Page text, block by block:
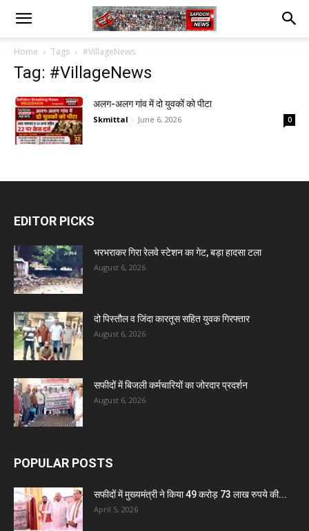
Home Tags #VillageNews
Tag: #VillageNews
अलग-अलग गांव में दो युवकों को पीटा
Skmittal - June 6, 2026 0
EDITOR PICKS
भरभराकर गिरा रेलवे स्टेशन का गेट, बड़ा हादसा टला
August 6, 2026
दो पिस्तौल व जिंदा कारतूस सहित युवक गिरफ्तार
August 6, 2026
सफीदों में बिजली कर्मचारियों का जोरदार प्रदर्शन
August 6, 2026
POPULAR POSTS
सफीदों में मुख्यमंत्री ने किया 49 करोड़ 73 लाख रुपये की...
April 5, 2026